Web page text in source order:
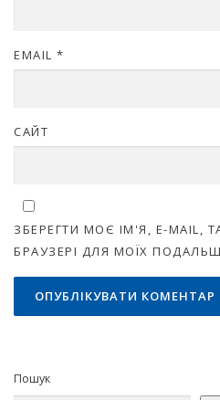
EMAIL *
САЙТ
ЗБЕРЕГТИ МОЄ ІМ'Я, E-MAIL,
БРАУЗЕРІ ДЛЯ МОЇХ
Пошук